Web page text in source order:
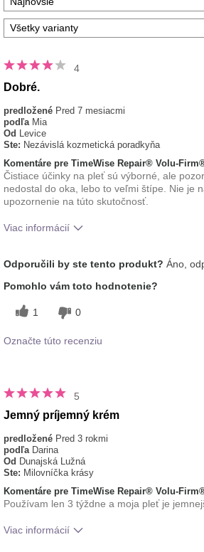
4
Dobré.
predložené Pred 7 mesiacmi
podľa Mia
Od Levice
Ste: Nezávislá kozmetická poradkyňa
Komentáre pre TimeWise Repair® Volu-
Čistiace účinky na pleť sú výborné, ale
nedostal do oka, lebo to veľmi štípe. Nie je
upozornenie na túto skutočnosť.
Viac informácií
tohto prípravku?
typ pleti
Odporučili by ste tento produkt? Áno,
Pomohlo vám toto hodnotenie?
1 0
Označte túto recenziu
5
Jemný príjemný krém
predložené Pred 3 rokmi
podľa Darina
Od Dunajská Lužná
Ste: Milovníčka krásy
Komentáre pre TimeWise Repair® Volu-
Používam len 3 týždne a moja pleť je
Viac informácií